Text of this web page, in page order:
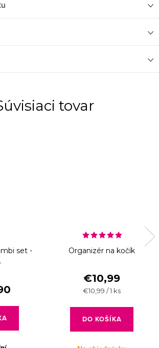
tovar
set -
Organizér na kočík
€10,99
Jednotková
€10,99 / 1 ks
DO KOŠÍKA